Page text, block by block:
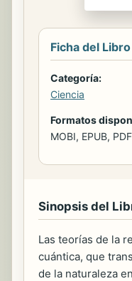
Ficha del Libro
Categoría:
Ciencia
Formatos
MOBI, EPUB, PDF
Sinopsis del
Las teorías de la
cuántica, que
de la naturaleza